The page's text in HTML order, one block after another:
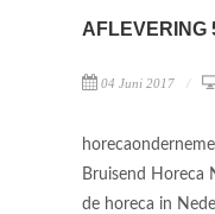
AFLEVERING
04 Juni 2017
Bruisend Horeca
de horeca in